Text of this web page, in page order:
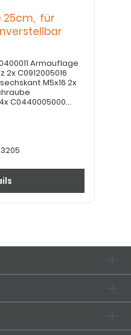
25cm, für
Armauflage
C0912005016
M5x16 2x
C0440005000